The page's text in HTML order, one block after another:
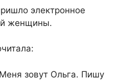
электронное
женщины.
зовут Ольга. Пишу